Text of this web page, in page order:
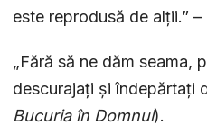
este reprodusă de alții.”
„Fără să ne dăm seama,
descurajați și îndepărtați
Bucuria în Domnul).